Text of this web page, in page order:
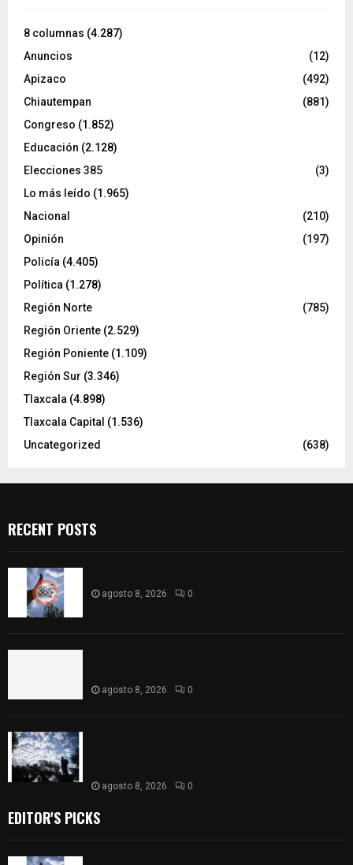
8 columnas (4.287)
Anuncios
(12)
Apizaco
(492)
Chiautempan
(881)
Congreso (1.852)
Educación (2.128)
Elecciones 385
(3)
Lo más leído (1.965)
Nacional
(210)
Opinión
(197)
Policía (4.405)
Política (1.278)
Región Norte
(785)
Región Oriente (2.529)
Región Poniente (1.109)
Región Sur (3.346)
Tlaxcala (4.898)
Tlaxcala Capital (1.536)
Uncategorized
(638)
RECENT POSTS
agosto 8, 2026 0
agosto 8, 2026 0
agosto 8, 2026 0
EDITOR'S PICKS